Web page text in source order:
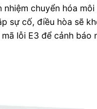
chuyển hóa
sự cố, điều hòa sẽ
lỗi E3 để cảnh báo